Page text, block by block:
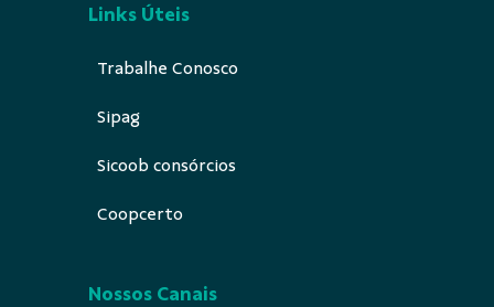
Links Úteis
Trabalhe Conosco
Sipag
Sicoob consórcios
Coopcerto
Nossos Canais